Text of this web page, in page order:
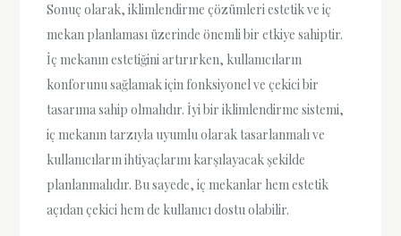
Sonuç olarak, iklimlendirme çözümleri estetik ve iç
mekan planlaması üzerinde önemli bir etkiye sahiptir.
İç mekanın estetiğini artırırken, kullanıcıların
konforunu sağlamak için fonksiyonel ve çekici bir
tasarıma sahip olmalıdır. İyi bir iklimlendirme sistemi,
iç mekanın tarzıyla uyumlu olarak tasarlanmalı ve
kullanıcıların ihtiyaçlarını karşılayacak şekilde
planlanmalıdır. Bu sayede, iç mekanlar hem estetik
açıdan çekici hem de kullanıcı dostu olabilir.